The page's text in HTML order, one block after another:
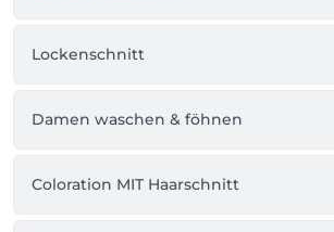
Qualität, Perfektion, optimaler Service
uns selbstverständlich.
lebendig sind wie Sie.
Lockenschnitt
Damen waschen & föhnen
Coloration MIT Haarschnitt